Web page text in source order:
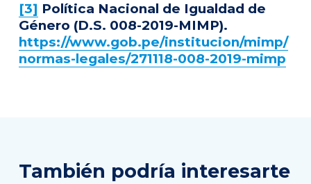
[3] Política Nacional de Igualdad de
Género (D.S. 008-2019-MIMP).
https://www.gob.pe/institucion/mimp/
normas-legales/271118-008-2019-mimp
También podría interesarte